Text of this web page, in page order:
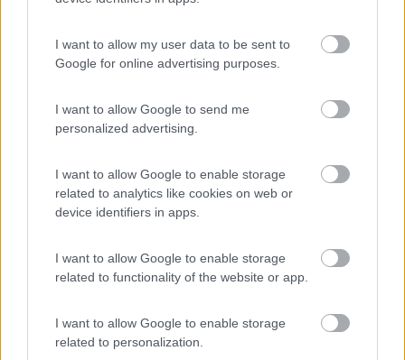
I want to allow my user data to be sent to
Google for online advertising purposes.
I want to allow Google to send me
personalized advertising.
I want to allow Google to enable storage
related to analytics like cookies on web or
device identifiers in apps.
I want to allow Google to enable storage
related to functionality of the website or app.
I want to allow Google to enable storage
related to personalization.
Servo per Amikeco by IPA "Viaggio per vedere non per
viaggiare"
Grinza
Inserito il23/05/2022 alle:18:27:26
Soprattutto se paghi il traffico telefonico. Mio figlio e mia moglie hanno
altri contratti di cui non ricordo i particolari. Comunque siamo arrivati a
cifre anche difficili da confrontare.
In casa ho la fibra e quindi velocità a 1 giga, sul telefonino io
pago 7,99 euro e mia moglie 6,99 euro per la stessa offerta.
oggi non ho mai sforato (credo siamo 50 giga)
Il trucco è cambiare spesso operatore che ti fanno buone